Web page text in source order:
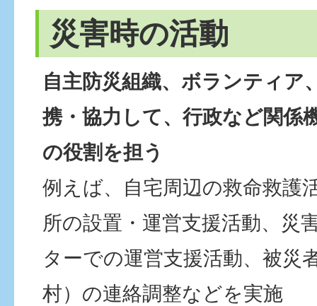
災害時の活動
自主防災組織、ボランティア
携・協力して、行政など関係
の役割を担う
例えば、自宅周辺の救命救護
所の設置・運営支援活動、災
ターでの運営支援活動、被災
村）の連絡調整などを実施